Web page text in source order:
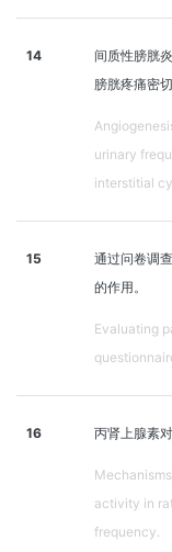
14
间质性膀胱
膀胱疼痛密切
urinary
interstitial
15
通过问卷调
的作用。
Evaluating
16 丙肾上腺素
activity in
frequency.